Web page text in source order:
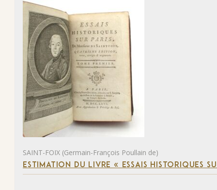
SAINT-FOIX (Germain-François Poullain de)
ESTIMATION DU LIVRE « ESSAIS HISTORIQUES